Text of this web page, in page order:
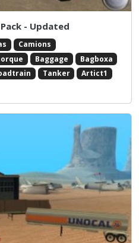
- Updated
Camions
Baggage
Bagboxa
Tanker
Artict1